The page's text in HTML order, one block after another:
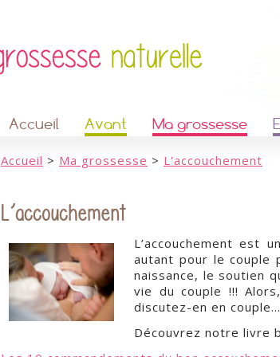
Accueil Avant Ma grossesse
Accueil > Ma grossesse > L'accouchement
L’accouchement
L’accouchement est
autant pour le couple
naissance, le soutien
vie du couple !!!
discutez-en en couple…
Découvrez notre livre